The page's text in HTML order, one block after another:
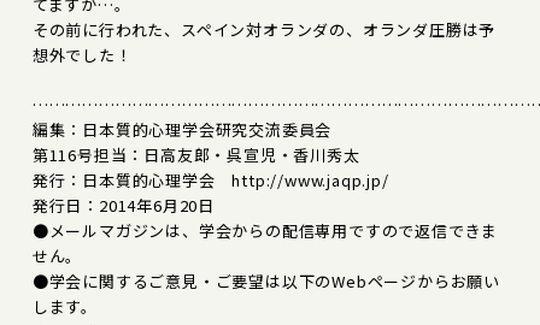
その前に行われた、スペイン対オランダの、オランダ圧勝は予
想外でした！
編集：日本質的心理学会研究交流委員会
第116号担当：日高友郎・呉宣児・香川秀太
発行：日本質的心理学会 http://www.jaqp.jp/
発行日：2014年6月20日
●メールマガジンは、学会からの配信専用ですので返信できま
せん。
●学会に関するご意見・ご要望は以下のWebページからお願い
します。